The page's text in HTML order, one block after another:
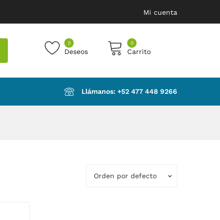
Mi cuenta
0
Deseos
0
Carrito
products in the cart.
Llámanos: ‪+52 477 448 9266‬
Orden por defecto